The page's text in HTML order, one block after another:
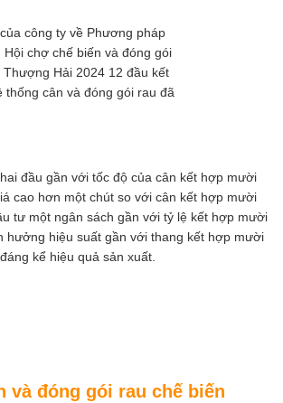
đầu gần với tốc độ của cân kết hợp mười
cao hơn một chút so với cân kết hợp mười
tư một ngân sách gần với tỷ lệ kết hợp mười
hưởng hiệu suất gần với thang kết hợp mười
kể hiệu quả sản xuất.
và đóng gói rau chế biến